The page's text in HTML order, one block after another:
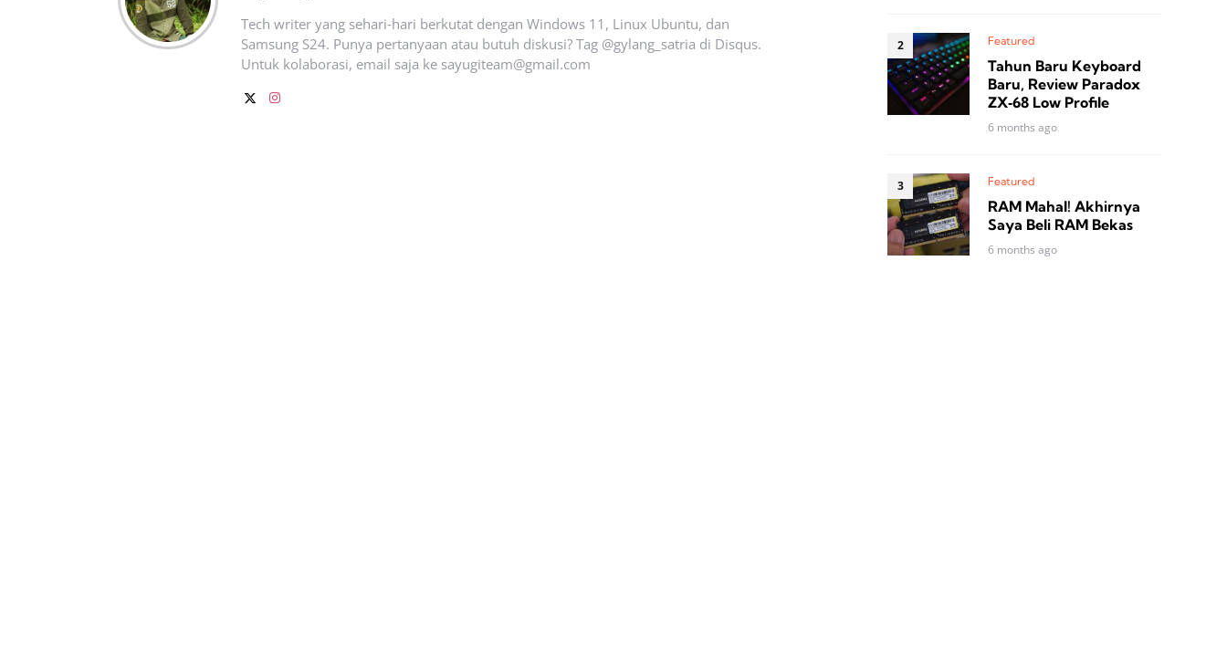
Tech writer yang sehari‑hari berkutat dengan Windows 11, Linux Ubuntu, dan
Samsung S24. Punya pertanyaan atau butuh diskusi? Tag @gylang_satria di Disqus.
Untuk kolaborasi, email saja ke sayugiteam@gmail.com
Featured
Tahun Baru Keyboard
Baru, Review Paradox
ZX‑68 Low Profile
6 months ago
Featured
RAM Mahal! Akhirnya
Saya Beli RAM Bekas
6 months ago